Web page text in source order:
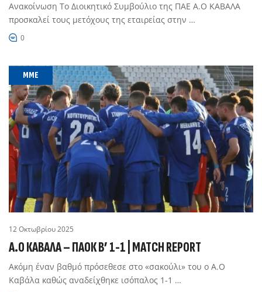
Ανακοίνωση Το Διοικητικό Συμβούλιο της ΠΑΕ Α.Ο ΚΑΒΑΛΑ
προσκαλεί τους μετόχους της εταιρείας στην …
0
MME
12 Οκτωβρίου 2025
Α.Ο ΚΑΒΑΛΑ – ΠΑΟΚ Β’ 1-1 | MATCH REPORT
Ακόμη έναν βαθμό πρόσεθεσε στο «σακούλι» του ο Α.Ο
Καβάλα καθώς αναδείχθηκε ισόπαλος 1-1 …